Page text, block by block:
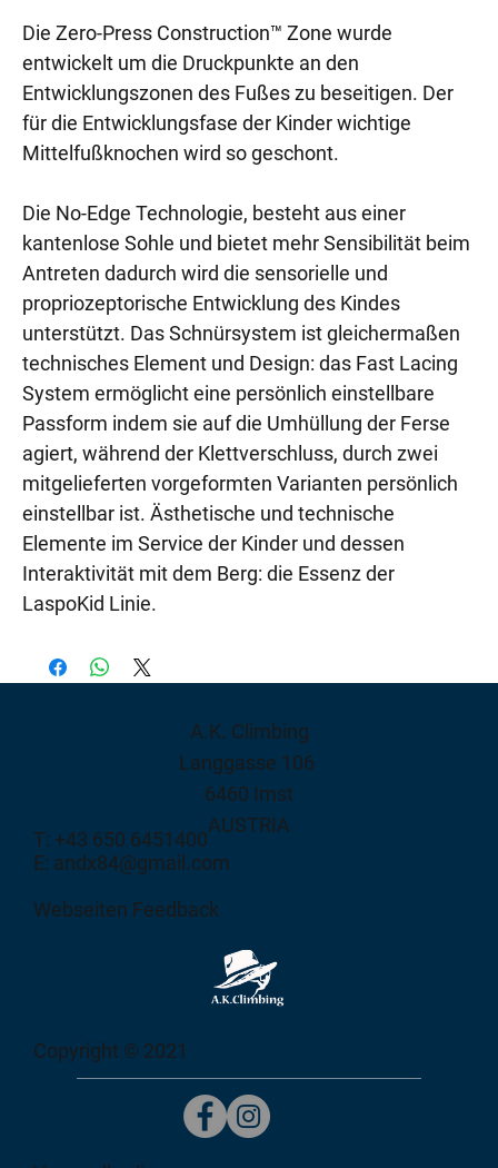
Die Zero-Press Construction™ Zone wurde
entwickelt um die Druckpunkte an den
Entwicklungszonen des Fußes zu beseitigen. Der
für die Entwicklungsfase der Kinder wichtige
Mittelfußknochen wird so geschont.
Die No-Edge Technologie, besteht aus einer
kantenlose Sohle und bietet mehr Sensibilität beim
Antreten dadurch wird die sensorielle und
propriozeptorische Entwicklung des Kindes
unterstützt. Das Schnürsystem ist gleichermaßen
technisches Element und Design: das Fast Lacing
System ermöglicht eine persönlich einstellbare
Passform indem sie auf die Umhüllung der Ferse
agiert, während der Klettverschluss, durch zwei
mitgelieferten vorgeformten Varianten persönlich
einstellbar ist. Ästhetische und technische
Elemente im Service der Kinder und dessen
Interaktivität mit dem Berg: die Essenz der
LaspoKid Linie.
A.K. Climbing
Langgasse 106
6460 Imst
AUSTRIA
T: +43 650 6451400
E: andx84@gmail.com
Webseiten Feedback
Copyright © 2021